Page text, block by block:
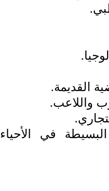
القديمة.
واللاعب.
في الأحياء